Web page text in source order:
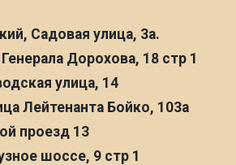
Садовая улица, 3а.
Дорохова, 18 стр 1
улица, 14
Лейтенанта Бойко, 103а
проезд 13
шоссе, 9 стр 1